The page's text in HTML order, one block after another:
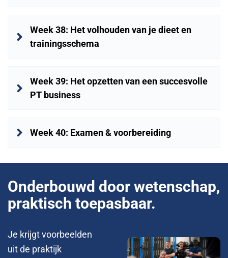
Week 38: Het volhouden van je dieet en
trainingsschema
Week 39: Het opzetten van een succesvolle
PT business
Week 40: Examen & voorbereiding
Onderbouwd door wetenschap,
praktisch toepasbaar.
Je krijgt voorbeelden
uit de praktijk